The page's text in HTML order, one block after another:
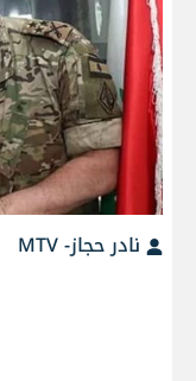
نادر حجاز- MTV